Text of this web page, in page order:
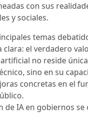
con sus
y sociales.
temas
clara: el verdadero
no reside
sino en su
concretas en el
de IA en gobiernos